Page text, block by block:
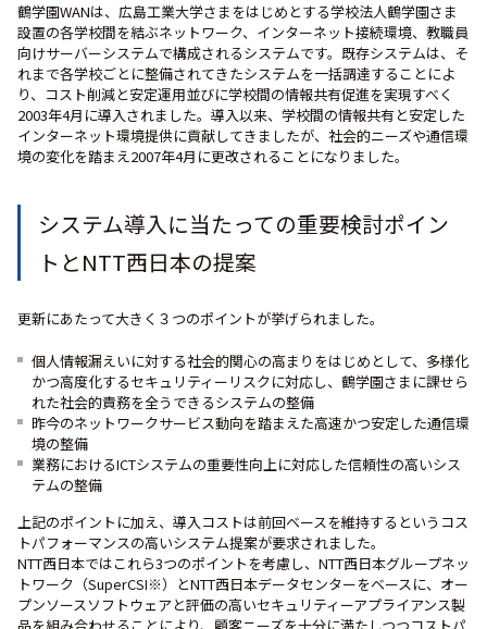
鶴学園WANは、広島工業大学さまをはじめとする学校法人鶴学園さま
設置の各学校間を結ぶネットワーク、インターネット接続環境、教職員
向けサーバーシステムで構成されるシステムです。既存システムは、そ
れまで各学校ごとに整備されてきたシステムを一括調達することによ
り、コスト削減と安定運用並びに学校間の情報共有促進を実現すべく
2003年4月に導入されました。導入以来、学校間の情報共有と安定した
インターネット環境提供に貢献してきましたが、社会的ニーズや通信環
境の変化を踏まえ2007年4月に更改されることになりました。
システム導入に当たっての重要検討ポイン
トとNTT西日本の提案
更新にあたって大きく３つのポイントが挙げられました。
個人情報漏えいに対する社会的関心の高まりをはじめとして、多様化
かつ高度化するセキュリティーリスクに対応し、鶴学園さまに課せら
れた社会的責務を全うできるシステムの整備
昨今のネットワークサービス動向を踏まえた高速かつ安定した通信環
境の整備
業務におけるICTシステムの重要性向上に対応した信頼性の高いシス
テムの整備
上記のポイントに加え、導入コストは前回ベースを維持するというコス
トパフォーマンスの高いシステム提案が要求されました。
NTT西日本ではこれら3つのポイントを考慮し、NTT西日本グループネッ
トワーク（SuperCSI※）とNTT西日本データセンターをベースに、オー
プンソースソフトウェアと評価の高いセキュリティーアプライアンス製